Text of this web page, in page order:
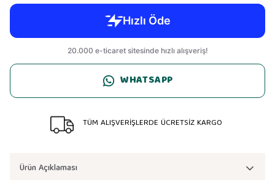
WHATSAPP
TÜM ALIŞVERİŞLERDE ÜCRETSİZ KARGO
Ürün Açıklaması